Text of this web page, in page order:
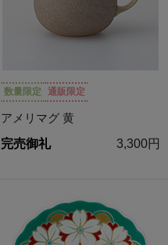
数量限定 通販限定
アメリマグ 黄
完売御礼
3,300円